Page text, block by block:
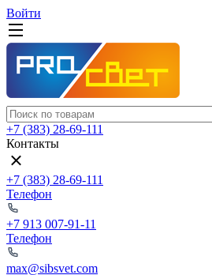
Войти
+7 (383) 28-69-111
Контакты
+7 (383) 28-69-111
Телефон
+7 913 007-91-11
Телефон
max@sibsvet.com